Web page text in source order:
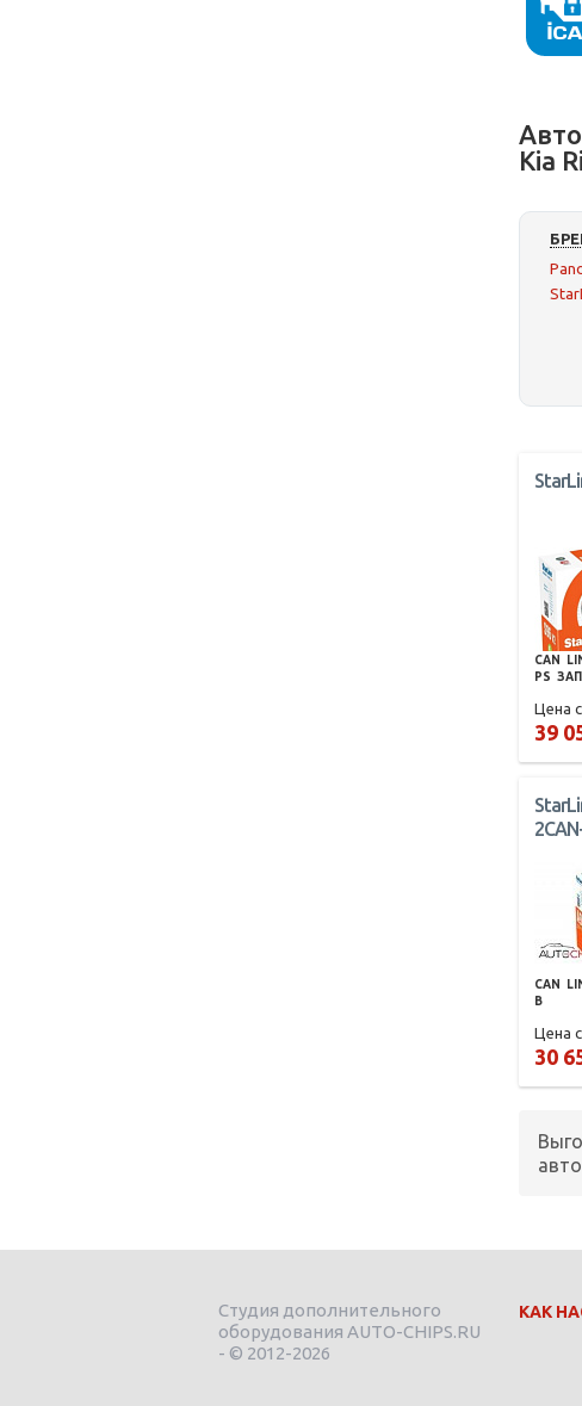
Kia
CAN
PS
Цена
39
CAN
В
Цена
30
Студия дополнительного
оборудования AUTO-CHIPS.RU
- © 2012-2026
КАК